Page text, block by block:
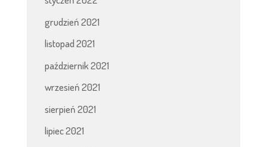
grudzień 2021
listopad 2021
październik 2021
wrzesień 2021
sierpień 2021
lipiec 2021